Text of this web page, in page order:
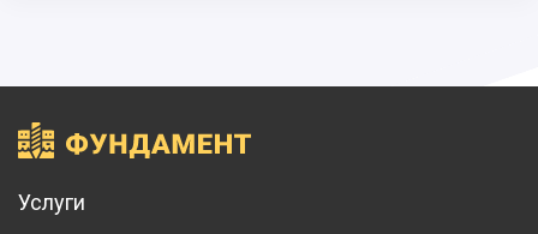
Услуги